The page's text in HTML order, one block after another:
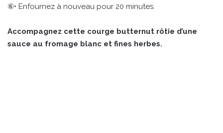
⑥• Enfournez à nouveau pour 20 minutes.
Accompagnez cette courge butternut rôtie d’une
sauce au fromage blanc et fines herbes.